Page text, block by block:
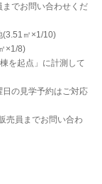
でお問い合わせくだ
(3.51㎡×1/10)
×1/8)
を起点」に計測して
の見学予約はご対応
売員までお問い合わ